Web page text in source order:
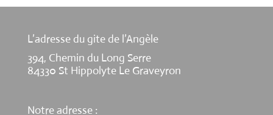
L’adresse du gite de l’Angèle
394, Chemin du Long Serre
84330 St Hippolyte Le Graveyron
Notre adresse :